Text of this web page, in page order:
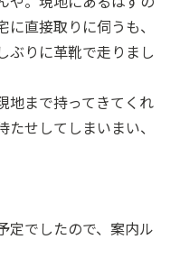
直接取りに伺うも、
ぶりに革靴で走りまし
地まで持ってきてくれ
せしてしまいまい、
定でしたので、案内ル